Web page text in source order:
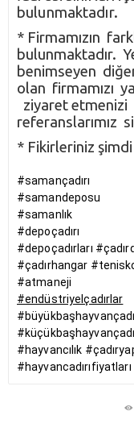
bulunmaktadır.
* Firmamızın
bulunmaktadır.
benimseyen
olan firmamızı
ziyaret
referanslarımız
* Fikirleriniz şimdi
#samançadırı
#samandeposu
#samanlık
#depoçadırı
#depoçadırları
#çadırhangar
#atmaneji
#endüstriyelçadırlar
#hayvancılık
#hayvancadırıfiyatları